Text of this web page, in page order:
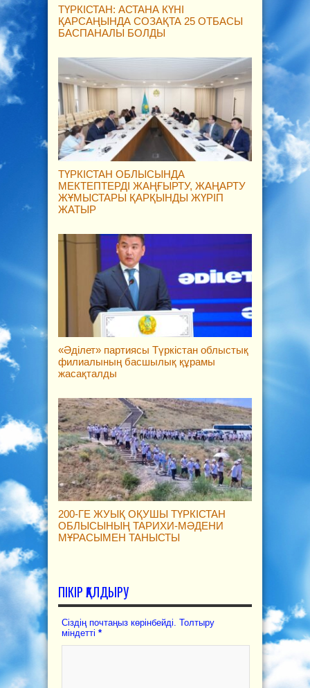
ТҮРКІСТАН: АСТАНА КҮНІ
ҚАРСАҢЫНДА СОЗАҚТА 25 ОТБАСЫ
БАСПАНАЛЫ БОЛДЫ
ТҮРКІСТАН ОБЛЫСЫНДА
МЕКТЕПТЕРДІ ЖАҢҒЫРТУ, ЖАҢАРТУ
ЖҰМЫСТАРЫ ҚАРҚЫНДЫ ЖҮРІП
ЖАТЫР
«Әділет» партиясы Түркістан облыстық
филиалының басшылық құрамы
жасақталды
200-ГЕ ЖУЫҚ ОҚУШЫ ТҮРКІСТАН
ОБЛЫСЫНЫҢ ТАРИХИ-МӘДЕНИ
МҰРАСЫМЕН ТАНЫСТЫ
ПІКІР ҚАЛДЫРУ
Сіздің почтаңыз көрінбейді. Толтыру
міндетті *